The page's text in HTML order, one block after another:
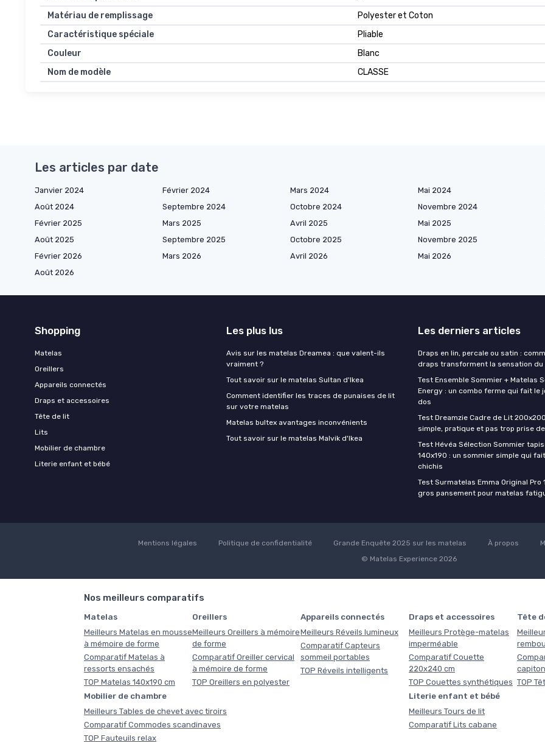
Matériau de remplissage
Polyester et Coton
Caractéristique spéciale
Pliable
Couleur
Blanc
Nom de modèle
CLASSE
Les articles par date
Janvier 2024 Février 2024 Mars 2024 Mai 2024
Août 2024
Septembre 2024 Octobre 2024 Novembre 2024
Février 2025
Mars 2025 Avril 2025 Mai 2025
Août 2025
Septembre 2025 Octobre 2025 Novembre 2025
Février 2026
Mars 2026 Avril 2026 Mai 2026
Août 2026
Shopping
Matelas
Oreillers
Appareils connectés
Draps et accessoires
Tête de lit
Lits
Mobilier de chambre
Literie enfant et bébé
Les plus lus
Avis sur les matelas Dreamea : que valent-ils
vraiment ?
Tout savoir sur le matelas Sultan d'Ikea
Comment identifier les traces de punaises de lit
sur votre matelas
Matelas bultex avantages inconvénients
Tout savoir sur le matelas Malvik d'Ikea
Les derniers articles
Draps en lin, percale ou satin :
draps transforment la sensation du
Test Ensemble Sommier + Matelas
Energy : un combo ferme qui fait le
dos
Test Dreamzie Cadre de Lit
simple, pratique et pas trop prise
Test Hévéa Sélection Sommier
140x190 : un sommier simple qui
chichis
Test Surmatelas Emma Original Pro
gros pansement pour matelas
Mentions légales Politique de confidentialité Grande Enquête 2025 sur les matelas À propos
© Matelas Experience 2026
Nos meilleurs comparatifs
Matelas
Meilleurs Matelas en mousse
à mémoire de forme
Comparatif Matelas à
ressorts ensachés
TOP Matelas 140x190 cm
Oreillers
Meilleurs Oreillers à mémoire
de forme
Comparatif Oreiller cervical
à mémoire de forme
TOP Oreillers en polyester
Appareils connectés
Meilleurs Réveils lumineux
Comparatif Capteurs
sommeil portables
TOP Réveils intelligents
Draps et accessoires
Meilleurs Protège-matelas
imperméable
Comparatif Couette
220x240 cm
TOP Couettes synthétiques
Tête
TOP
Mobilier de chambre
Meilleurs Tables de chevet avec tiroirs
Comparatif Commodes scandinaves
TOP Fauteuils relax
Literie enfant et bébé
Meilleurs Tours de lit
Comparatif Lits cabane